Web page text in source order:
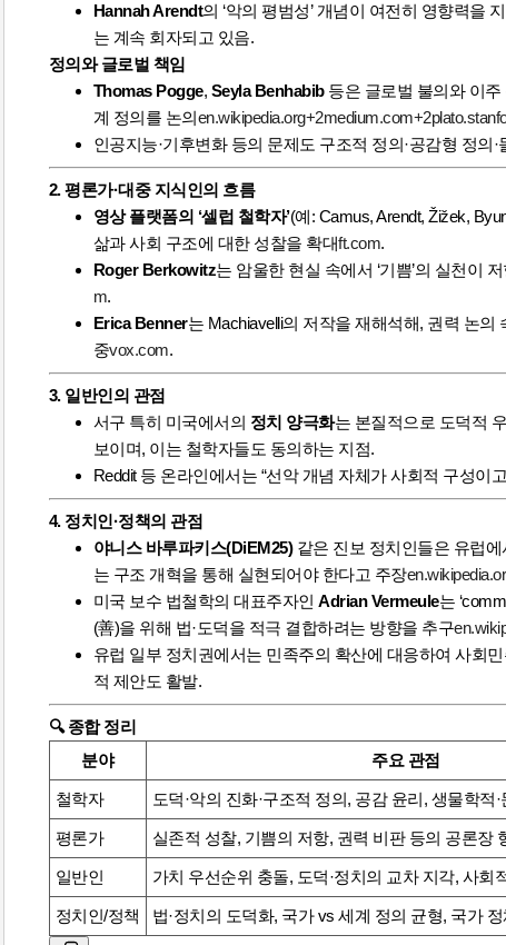
Hannah Arendt의 ‘악의 평범성’ 개념이 여전히 영향력을
는 계속 회자되고 있음.
정의와 글로벌 책임
Thomas Pogge, Seyla Benhabib등은 글로벌 불의와 이주
계 정의를 논의en.wikipedia.org+2medium.com+2
인공지능·기후변화 등의 문제도 구조적 정의·공감형 정의
2. 평론가·대중 지식인의 흐름
영상 플랫폼의 ‘셀럽 철학자’(예: Camus, Arendt, Žižek,
삶과 사회 구조에 대한 성찰을 확대ft.com.
Roger Berkowitz는 암울한 현실 속에서 ‘기쁨’의 실천이
m.
Erica Benner는 Machiavelli의 저작을 재해석해, 권력 논
중vox.com.
3. 일반인의 관점
서구 특히 미국에서의 정치 양극화는 본질적으로 도덕적
보이며, 이는 철학자들도 동의하는 지점.
Reddit 등 온라인에서는 “선악 개념 자체가 사회적 구성이
4. 정치인·정책의 관점
야니스 바루파키스(DiEM25)같은 진보 정치인들은 유럽
는 구조 개혁을 통해 실현되어야 한다고 주장
미국 보수 법철학의 대표주자인 Adrian Vermeule는
(善)을 위해 법·도덕을 적극 결합하려는 방향을 추구
유럽 일부 정치권에서는 민족주의 확산에 대응하여 사회
적 제안도 활발.
🔍 종합 정리
분야
주요 관점
철학자 도덕·악의 진화·구조적 정의, 공감 윤리, 생물학적
평론가 실존적 성찰, 기쁨의 저항, 권력 비판 등의 공론장
일반인 가치 우선순위 충돌, 도덕·정치의 교차 지각, 사회
정치인/정책 법·정치의 도덕화, 국가 vs 세계 정의 균형, 국가